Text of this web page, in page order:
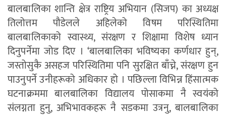
बालबालिका शान्ति क्षेत्र राष्ट्रिय अभियान (सिजप) का अध्यक्ष
तिलोत्तम पौडेलले अहिलेको विषम परिस्थितिमा
बालबालिकाको स्वास्थ्य, संरक्षण र शिक्षामा विशेष ध्यान
दिनुपर्नेमा जोड दिए । ‘बालबालिका भविष्यका कर्णधार हुन्,
जस्तोसुकै असहज परिस्थितिमा पनि सुरक्षित बाँच्ने, संरक्षण हुन
पाउनुपर्ने उनीहरूको अधिकार हो । पछिल्ला विभिन्न हिंसात्मक
घटनाक्रममा बालबालिका विद्यालय पोसाकमा नै स्वयंको
संलग्नता हुनु, अभिभावकहरू नै सडकमा उत्रनु, बालबालिका